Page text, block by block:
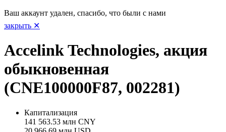
Ваш аккаунт удален, спасибо, что были с нами
закрыть ✕
Accelink Technologies, акция
обыкновенная
(CNE100000F87, 002281)
Капитализация
141 563.53 млн CNY